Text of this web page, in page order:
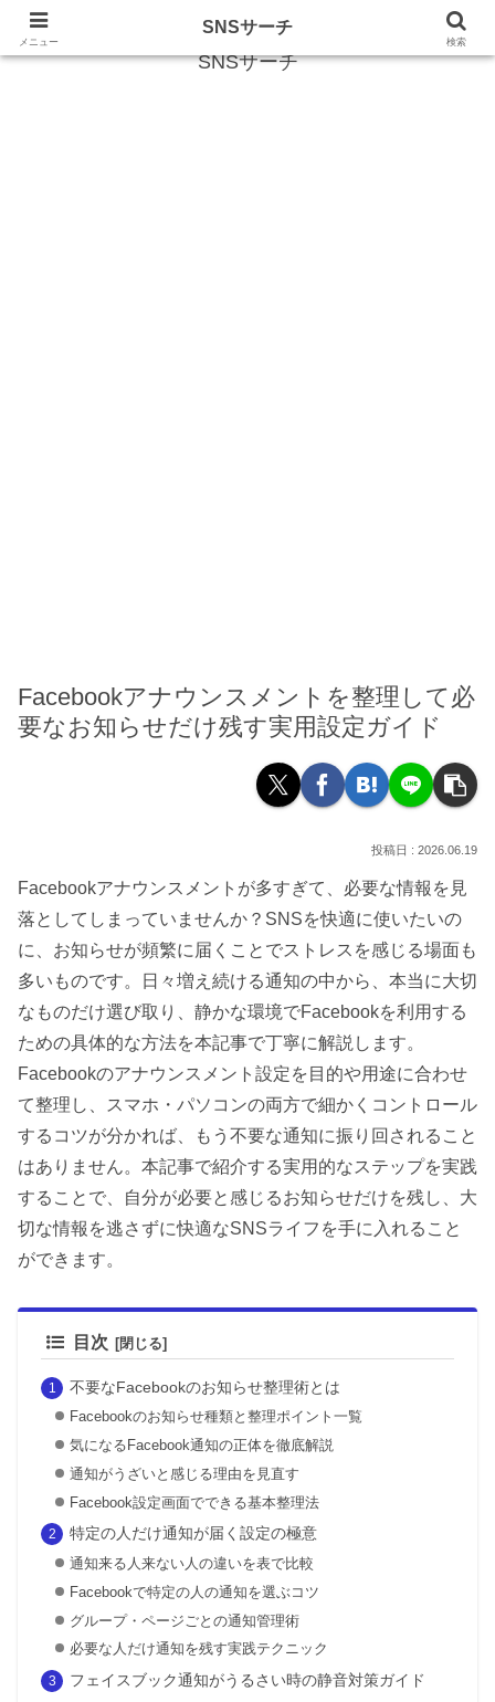
SNSサーチ
Facebookアナウンスメントを整理して必
要なお知らせだけ残す実用設定ガイド
2026.06.19
Facebookアナウンスメントが多すぎて、必要な情報を見
落としてしまっていませんか？SNSを快適に使いたいの
に、お知らせが頻繁に届くことでストレスを感じる場面も
多いものです。日々増え続ける通知の中から、本当に大切
なものだけ選び取り、静かな環境でFacebookを利用する
ための具体的な方法を本記事で丁寧に解説します。
Facebookのアナウンスメント設定を目的や用途に合わせ
て整理し、スマホ・パソコンの両方で細かくコントロール
するコツが分かれば、もう不要な通知に振り回されること
はありません。本記事で紹介する実用的なステップを実践
することで、自分が必要と感じるお知らせだけを残し、大
切な情報を逃さずに快適なSNSライフを手に入れること
ができます。
目次
不要なFacebookのお知らせ整理術とは
Facebookのお知らせ種類と整理ポイント一覧
気になるFacebook通知の正体を徹底解説
通知がうざいと感じる理由を見直す
Facebook設定画面でできる基本整理法
特定の人だけ通知が届く設定の極意
通知来る人来ない人の違いを表で比較
Facebookで特定の人の通知を選ぶコツ
グループ・ページごとの通知管理術
必要な人だけ通知を残す実践テクニック
フェイスブック通知がうるさい時の静音対策ガイド
メニュー
SNSサーチ
検索